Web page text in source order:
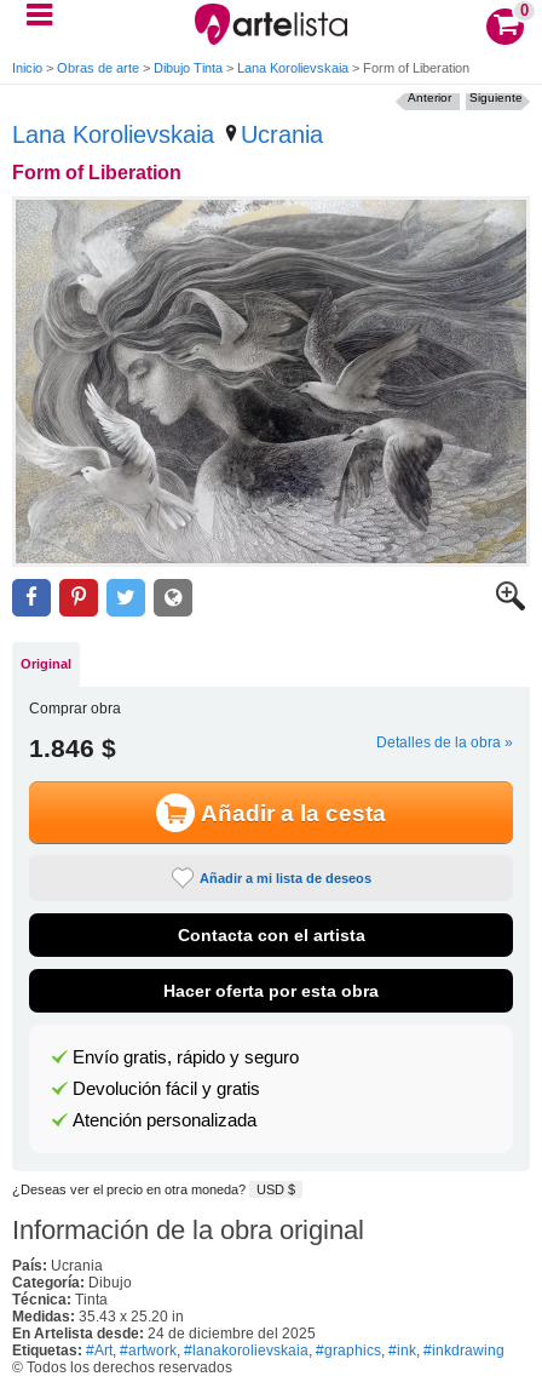
0
Inicio > Obras de arte > Dibujo Tinta > Lana Korolievskaia > Form of Liberation
Lana Korolievskaia Ucrania
Form of Liberation
Siguiente
Anterior
Original
Comprar obra
1.846 $ Detalles de la obra »
Añadir a la cesta
Añadir a mi lista de deseos
Contacta con el artista
Hacer oferta por esta obra
Envío gratis, rápido y seguro
Devolución fácil y gratis
Atención personalizada
¿Deseas ver el precio en otra moneda? USD $
Información de la obra original
País: Ucrania
Categoría: Dibujo
Técnica: Tinta
Medidas: 35.43 x 25.20 in
En Artelista desde: 24 de diciembre del 2025
Etiquetas: #Art, #artwork, #lanakorolievskaia, #graphics, #ink, #inkdrawing
© Todos los derechos reservados